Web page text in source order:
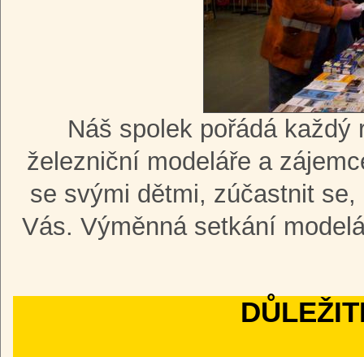
Náš spolek pořádá
železniční modeláře a
se svými dětmi, zúčastnit
Vás. Výměnná setkání